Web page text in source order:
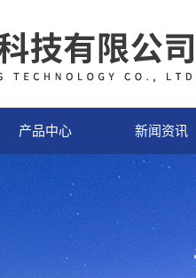
产品中心 新闻资讯